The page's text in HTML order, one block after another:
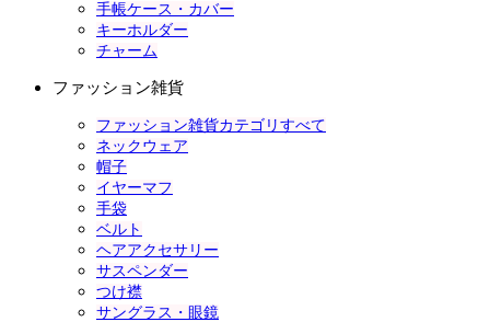
手帳ケース・カバー
キーホルダー
チャーム
ファッション雑貨
ファッション雑貨カテゴリすべて
ネックウェア
帽子
イヤーマフ
手袋
ベルト
ヘアアクセサリー
サスペンダー
つけ襟
サングラス・眼鏡